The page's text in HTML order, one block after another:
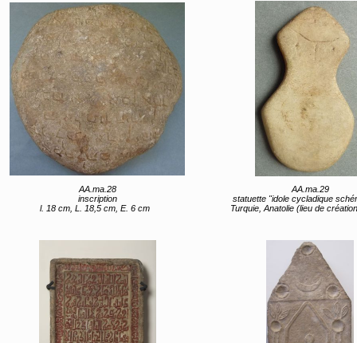
AA.ma.28
inscription
l. 18 cm, L. 18,5 cm, E. 6 cm
AA.ma.29
statuette "idole cycladique
Turquie, Anatolie (lieu de création) 4e quart 4e